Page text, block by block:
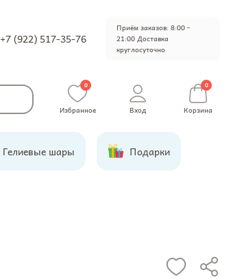
+7 (922) 517-35-76
Приём заказов: 8:00 -
21:00 Доставка
круглосуточно
0
Избранное Вход
0
Корзина
Гелиевые шары Подарки